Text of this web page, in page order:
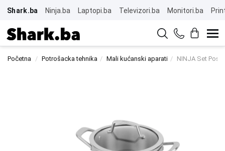
Shark.ba Ninja.ba Laptopi.ba Televizori.ba Monitori.ba
Početna Potrošacka tehnika Mali kućanski aparati NINJA Set